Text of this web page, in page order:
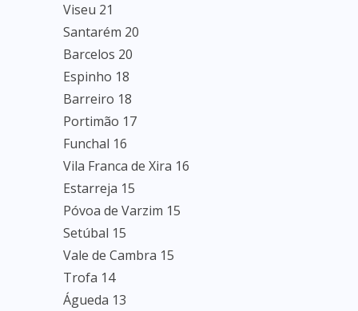
Viseu 21
Santarém 20
Barcelos 20
Espinho 18
Barreiro 18
Portimão 17
Funchal 16
Vila Franca de Xira 16
Estarreja 15
Póvoa de Varzim 15
Setúbal 15
Vale de Cambra 15
Trofa 14
Águeda 13